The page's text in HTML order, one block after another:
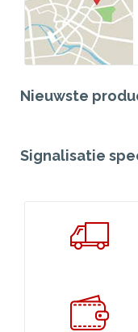
Nieuwste
Signalisatie